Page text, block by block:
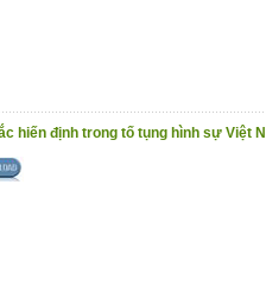
luật về bảo
trình bày theo các
hiểm y tế
bản quy phạm pháp
bạn đọc !
hiến định trong tố tụng hình sự Việt